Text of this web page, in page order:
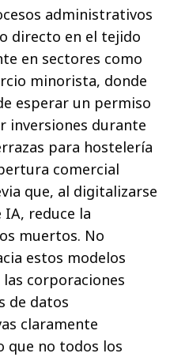
administrativos
directo en el tejido
en sectores como
minorista, donde
esperar un permiso
inversiones durante
para hostelería
comercial
que, al digitalizarse
reduce la
muertos. No
estos modelos
corporaciones
de datos
claramente
que no todos los